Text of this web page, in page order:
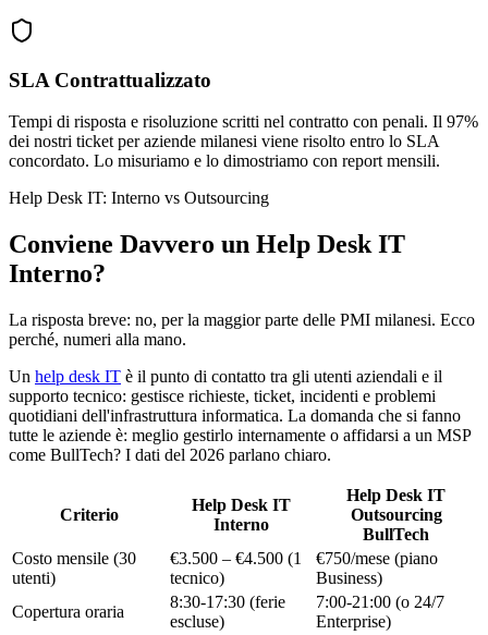
SLA Contrattualizzato
Tempi di risposta e risoluzione scritti nel contratto con penali. Il 97%
dei nostri ticket per aziende milanesi viene risolto entro lo SLA
concordato. Lo misuriamo e lo dimostriamo con report mensili.
Help Desk IT: Interno vs Outsourcing
Conviene Davvero un Help Desk IT
Interno?
La risposta breve: no, per la maggior parte delle PMI milanesi. Ecco
perché, numeri alla mano.
Un help desk IT è il punto di contatto tra gli utenti aziendali e il
supporto tecnico: gestisce richieste, ticket, incidenti e problemi
quotidiani dell'infrastruttura informatica. La domanda che si fanno
tutte le aziende è: meglio gestirlo internamente o affidarsi a un MSP
come BullTech? I dati del 2026 parlano chiaro.
Criterio
Help Desk IT
Interno
Help Desk IT
Outsourcing
BullTech
Costo mensile (30
utenti)
€3.500 – €4.500 (1
tecnico)
€750/mese (piano
Business)
Copertura oraria
8:30-17:30 (ferie
escluse)
7:00-21:00 (o 24/7
Enterprise)